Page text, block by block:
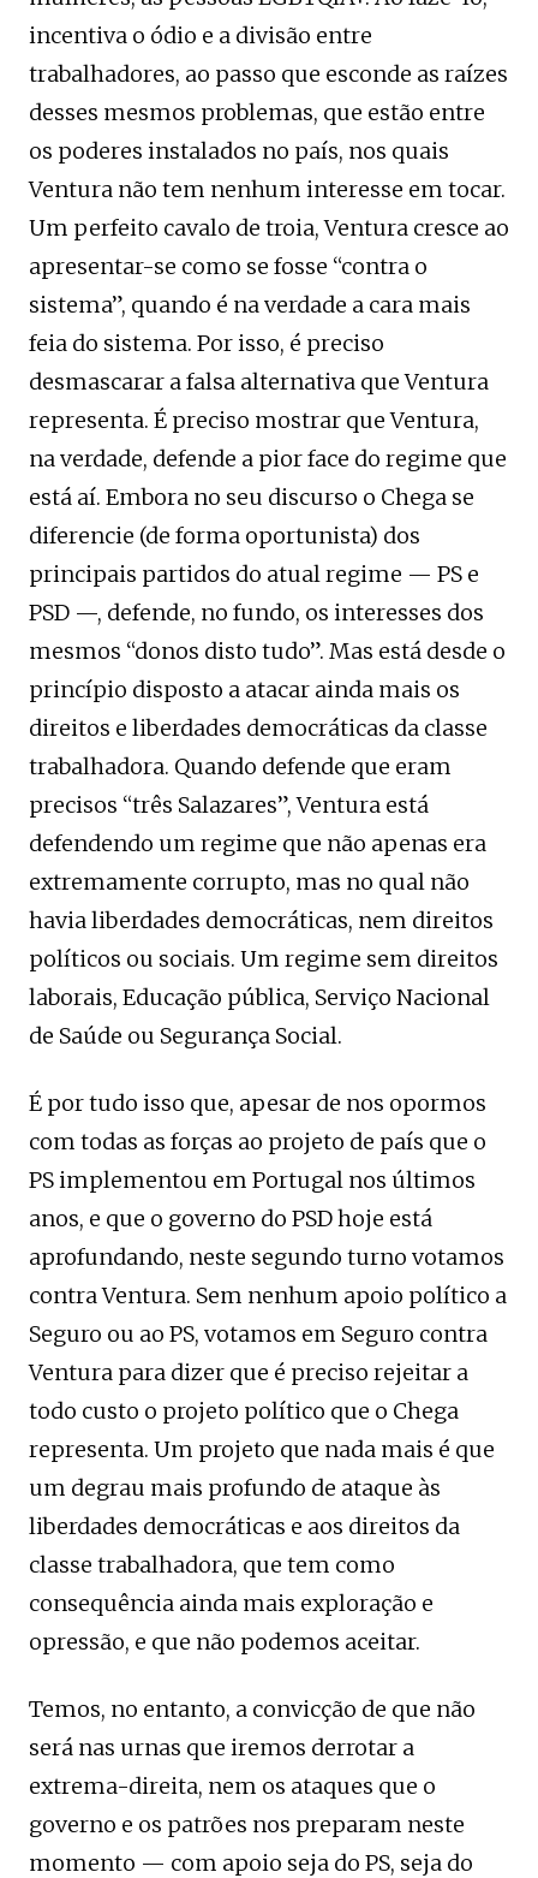
incentiva o ódio e a divisão entre
trabalhadores, ao passo que esconde as raízes
desses mesmos problemas, que estão entre
os poderes instalados no país, nos quais
Ventura não tem nenhum interesse em tocar.
Um perfeito cavalo de troia, Ventura cresce ao
apresentar-se como se fosse “contra o
sistema”, quando é na verdade a cara mais
feia do sistema. Por isso, é preciso
desmascarar a falsa alternativa que Ventura
representa. É preciso mostrar que Ventura,
na verdade, defende a pior face do regime que
está aí. Embora no seu discurso o Chega se
diferencie (de forma oportunista) dos
principais partidos do atual regime — PS e
PSD —, defende, no fundo, os interesses dos
mesmos “donos disto tudo”. Mas está desde o
princípio disposto a atacar ainda mais os
direitos e liberdades democráticas da classe
trabalhadora. Quando defende que eram
precisos “três Salazares”, Ventura está
defendendo um regime que não apenas era
extremamente corrupto, mas no qual não
havia liberdades democráticas, nem direitos
políticos ou sociais. Um regime sem direitos
laborais, Educação pública, Serviço Nacional
de Saúde ou Segurança Social.
É por tudo isso que, apesar de nos opormos
com todas as forças ao projeto de país que o
PS implementou em Portugal nos últimos
anos, e que o governo do PSD hoje está
aprofundando, neste segundo turno votamos
contra Ventura. Sem nenhum apoio político a
Seguro ou ao PS, votamos em Seguro contra
Ventura para dizer que é preciso rejeitar a
todo custo o projeto político que o Chega
representa. Um projeto que nada mais é que
um degrau mais profundo de ataque às
liberdades democráticas e aos direitos da
classe trabalhadora, que tem como
consequência ainda mais exploração e
opressão, e que não podemos aceitar.
Temos, no entanto, a convicção de que não
será nas urnas que iremos derrotar a
extrema-direita, nem os ataques que o
governo e os patrões nos preparam neste
momento — com apoio seja do PS, seja do